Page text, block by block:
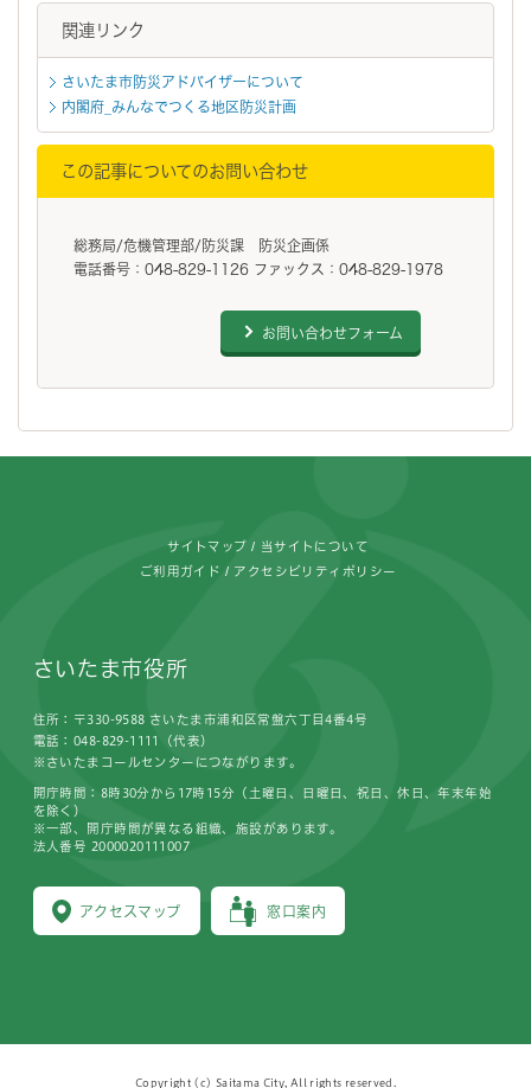
関連リンク
さいたま市防災アドバイザーについて
内閣府_みんなでつくる地区防災計画
この記事についてのお問い合わせ
総務局/危機管理部/防災課 防災企画係
電話番号：048-829-1126 ファックス：048-829-1978
お問い合わせフォーム
サイトマップ 当サイトについて
ご利用ガイド アクセシビリティポリシー
さいたま市役所
住所：〒330-9588 さいたま市浦和区常盤六丁目4番4号
電話：048-829-1111（代表）
※さいたまコールセンターにつながります。
アクセスマップ 窓口案内
開庁時間：8時30分から17時15分（土曜日、日曜日、祝日、休日、年末年始
を除く）
※一部、開庁時間が異なる組織、施設があります。
法人番号 2000020111007
Copyright (c) Saitama City, All rights reserved.